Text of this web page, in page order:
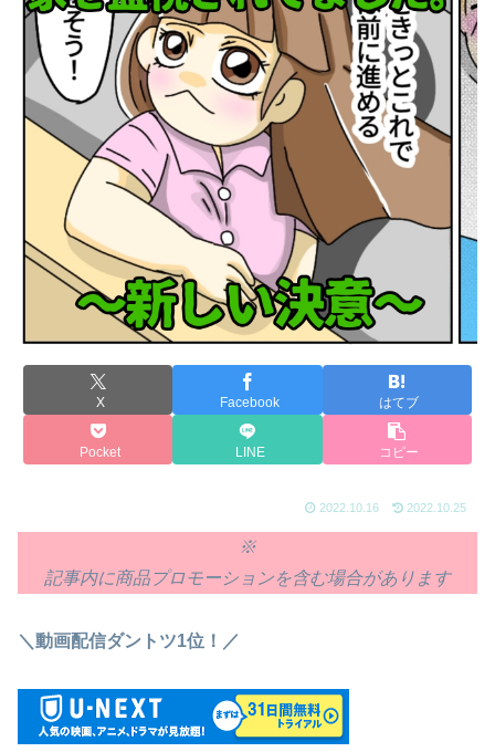
X Facebook はてブ
Pocket LINE コピー
2022.10.16 2022.10.25
※
記事内に商品プロモーションを含む場合があります
＼動画配信ダントツ1位！／